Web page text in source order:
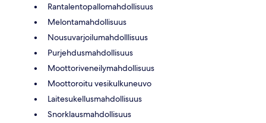
Rantalentopallomahdollisuus
Melontamahdollisuus
Nousuvarjoilumahdolllisuus
Purjehdusmahdollisuus
Moottoriveneilymahdollisuus
Moottoroitu vesikulkuneuvo
Laitesukellusmahdollisuus
Snorklausmahdollisuus